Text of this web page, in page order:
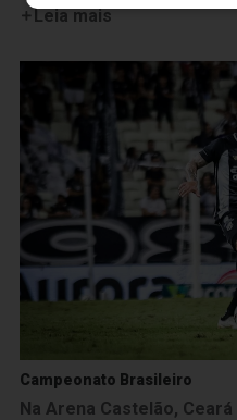
Leia mais
Campeonato Brasileiro
Na Arena Castelão,